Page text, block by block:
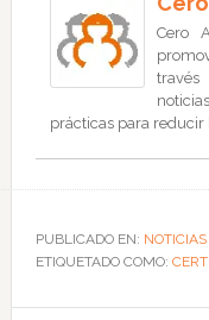
Cero
prácticas para reducir
PUBLICADO EN: NOTICIAS
ETIQUETADO COMO: